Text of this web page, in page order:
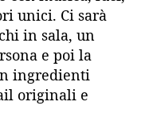
unici. Ci sarà
in sala, un
e poi la
ingredienti
originali e